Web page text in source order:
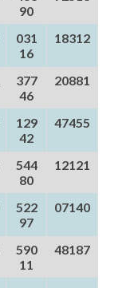
90
031
16
18312
377
46
20881
129
42
47455
544
80
12121
522
97
07140
590
11
48187